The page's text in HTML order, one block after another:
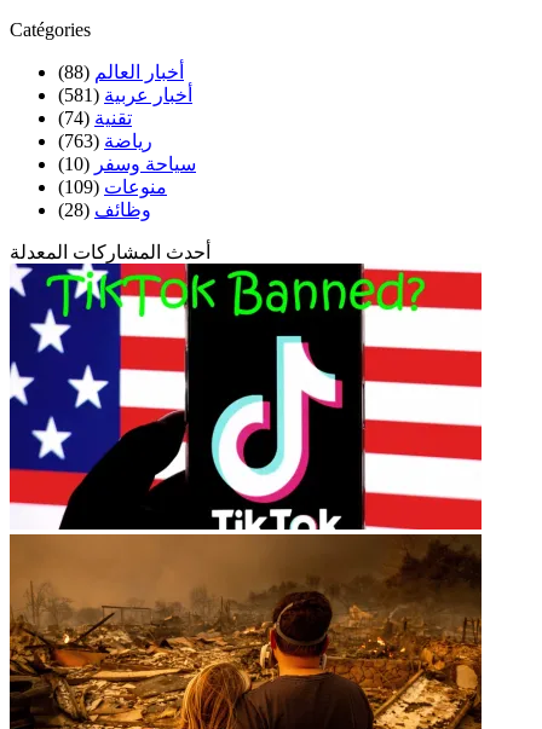
Catégories
أخبار العالم (88)
أخبار عربية (581)
تقنية (74)
رياضة (763)
سياحة وسفر (10)
منوعات (109)
وظائف (28)
أحدث المشاركات المعدلة